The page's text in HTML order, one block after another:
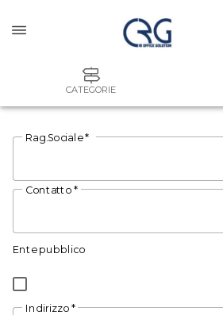
CATEGORIE
Rag.Sociale *
Contatto *
Ente pubblico
Indirizzo *